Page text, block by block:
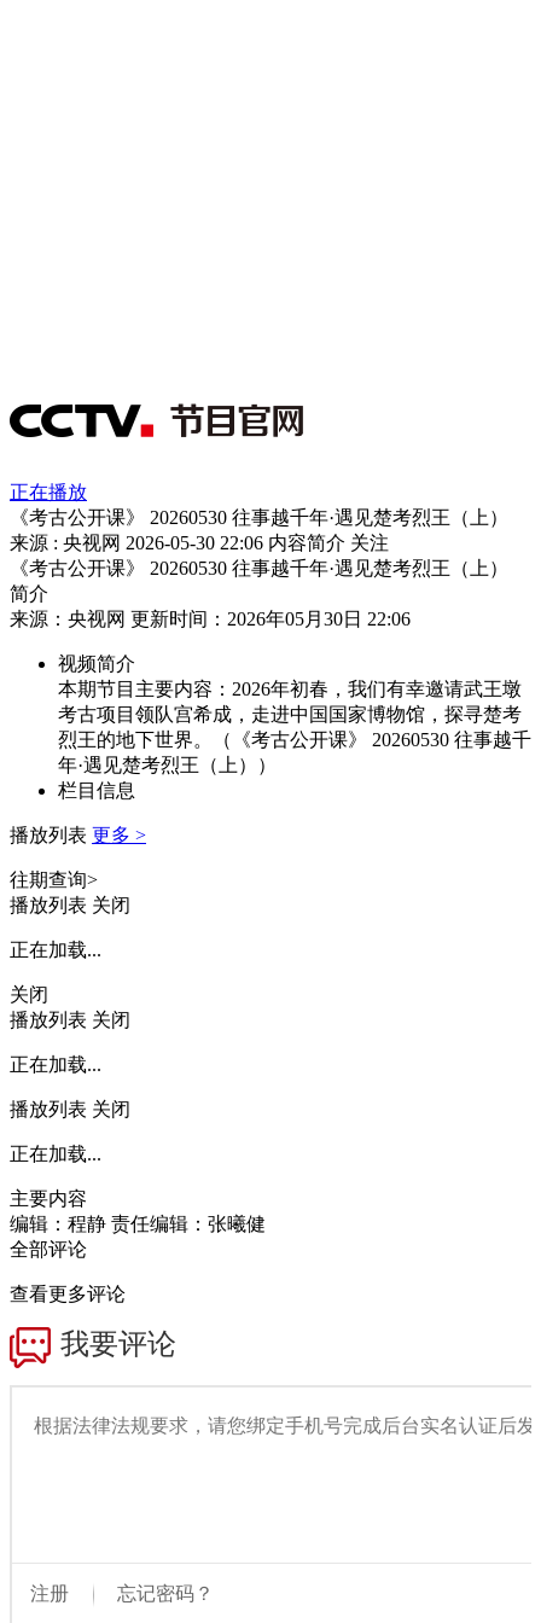
正在播放
《考古公开课》 20260530 往事越千年·遇见楚考烈王（上）
来源 : 央视网 2026-05-30 22:06 内容简介 关注
《考古公开课》 20260530 往事越千年·遇见楚考烈王（上）
简介
来源：央视网 更新时间：2026年05月30日 22:06
视频简介
本期节目主要内容：2026年初春，我们有幸邀请武王墩
考古项目领队宫希成，走进中国国家博物馆，探寻楚考
烈王的地下世界。（《考古公开课》 20260530 往事越千
年·遇见楚考烈王（上））
栏目信息
播放列表 更多 >
往期查询>
播放列表 关闭
正在加载...
关闭
播放列表 关闭
正在加载...
播放列表 关闭
正在加载...
主要内容
编辑：程静 责任编辑：张曦健
全部评论
查看更多评论